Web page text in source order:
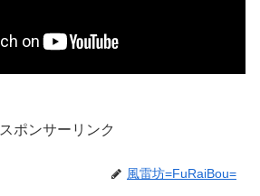
スポンサーリンク
風雷坊=FuRaiBou=